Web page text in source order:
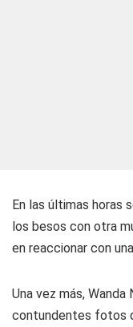
En las últimas horas
los besos con otra
en reaccionar con
Una vez más,
contundentes fotos